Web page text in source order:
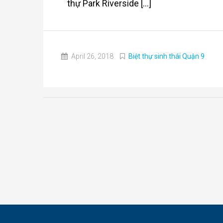
thự Park Riverside [...]
April 26, 2018 Biệt thự sinh thái Quận 9